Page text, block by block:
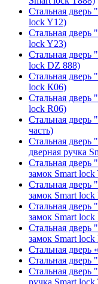
Стальная дверь
lock Y12)
Стальная дверь
lock Y23)
Стальная дверь
lock DZ 888)
Стальная дверь
lock К06)
Стальная дверь
lock R06)
Стальная дверь
часть)
Стальная дверь
дверная ручка
Стальная дверь
замок Smart lock
Стальная дверь
замок Smart
Стальная дверь
замок Smart lock
Стальная дверь
замок Smart
Стальная дверь
Стальная дверь
Стальная дверь
ручка Smart